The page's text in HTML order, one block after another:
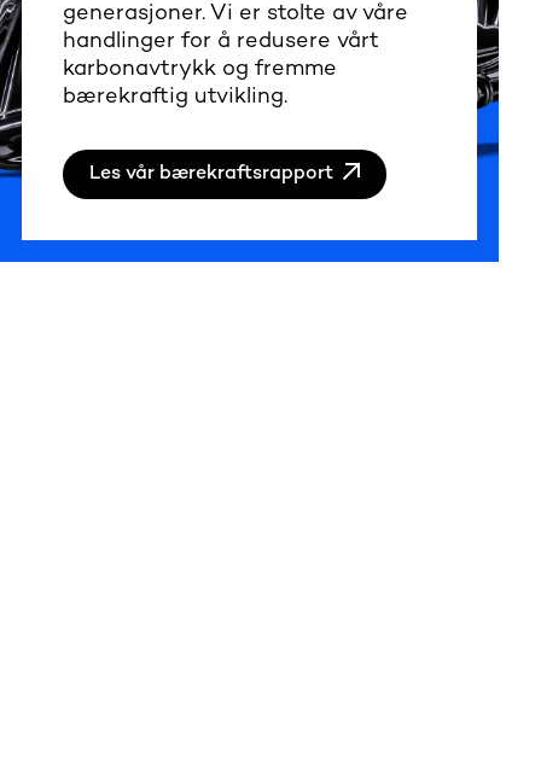
generasjoner. Vi er stolte av våre
handlinger for å redusere vårt
karbonavtrykk og fremme
bærekraftig utvikling.
Les vår bærekraftsrapport